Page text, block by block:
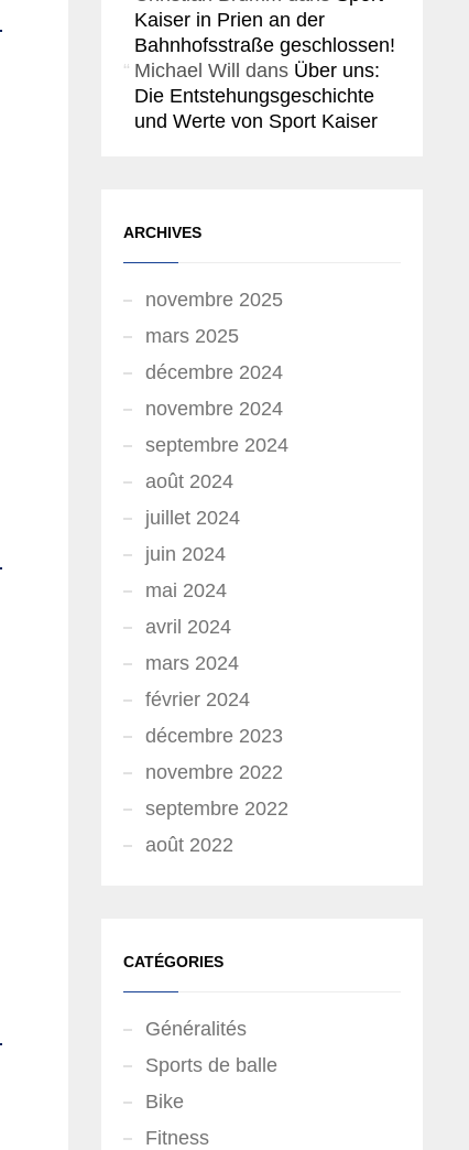
Kaiser in Prien an der
Bahnhofsstraße geschlossen!
Michael Will
dans Über uns:
Die Entstehungsgeschichte
und Werte von Sport Kaiser
ARCHIVES
novembre 2025
mars 2025
décembre 2024
novembre 2024
septembre 2024
août 2024
juillet 2024
juin 2024
mai 2024
avril 2024
mars 2024
février 2024
décembre 2023
novembre 2022
septembre 2022
août 2022
CATÉGORIES
Généralités
Sports de balle
Bike
Fitness